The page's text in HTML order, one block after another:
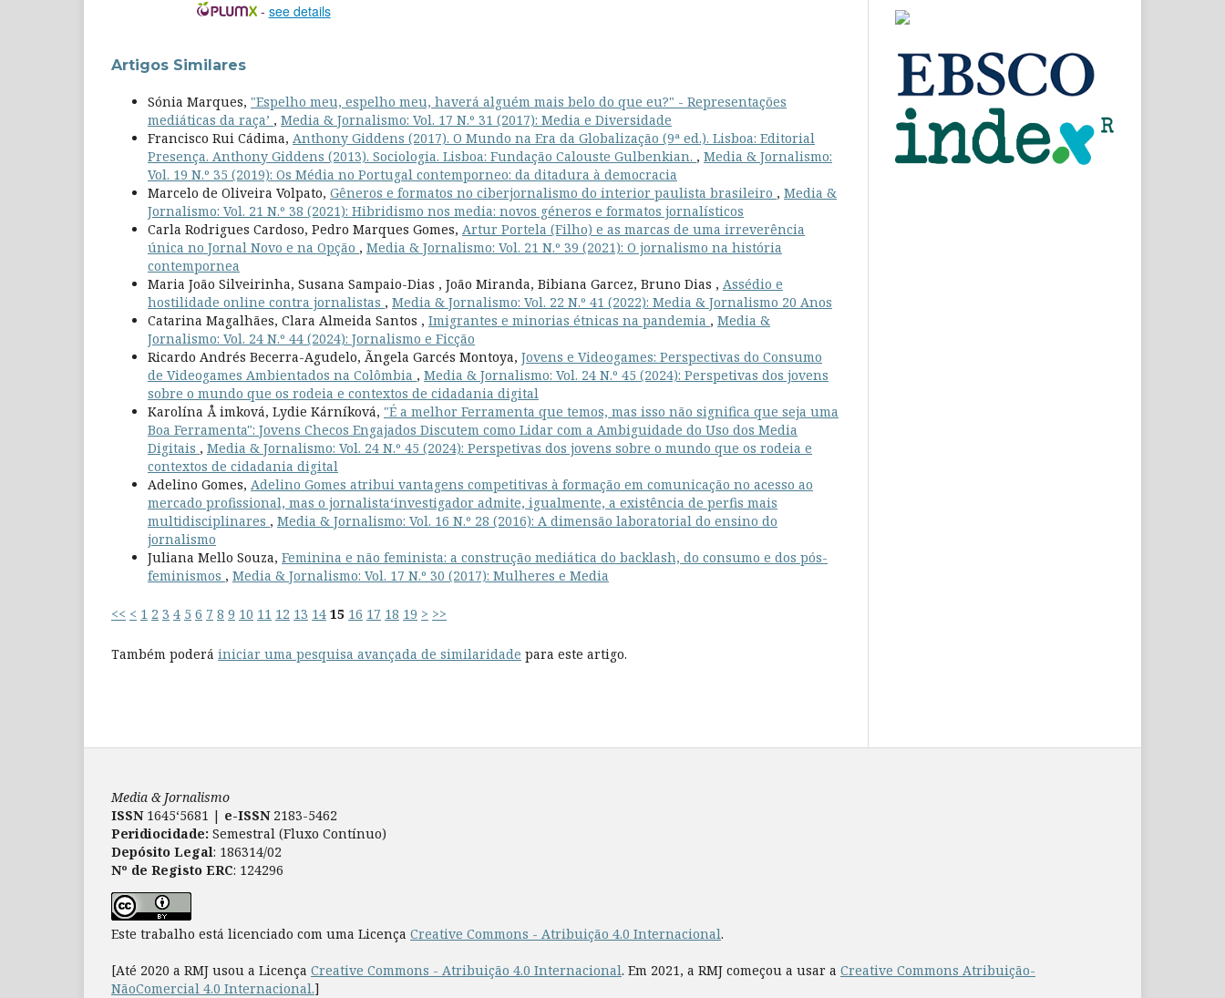
- see details
Artigos Similares
Sónia Marques, "Espelho meu, espelho meu, haverá alguém mais belo do que eu?" - Representações
mediáticas da raça’ , Media & Jornalismo: Vol. 17 N.º 31 (2017): Media e Diversidade
Francisco Rui Cádima, Anthony Giddens (2017). O Mundo na Era da Globalização (9ª ed.). Lisboa: Editorial
Presença. Anthony Giddens (2013). Sociologia. Lisboa: Fundação Calouste Gulbenkian. , Media & Jornalismo:
Vol. 19 N.º 35 (2019): Os Média no Portugal contemporneo: da ditadura à democracia
Marcelo de Oliveira Volpato, Gêneros e formatos no ciberjornalismo do interior paulista brasileiro , Media &
Jornalismo: Vol. 21 N.º 38 (2021): Hibridismo nos media: novos géneros e formatos jornalísticos
Carla Rodrigues Cardoso, Pedro Marques Gomes, Artur Portela (Filho) e as marcas de uma irreverência
única no Jornal Novo e na Opção , Media & Jornalismo: Vol. 21 N.º 39 (2021): O jornalismo na história
contempornea
Maria João Silveirinha, Susana Sampaio-Dias , João Miranda, Bibiana Garcez, Bruno Dias , Assédio e
hostilidade online contra jornalistas , Media & Jornalismo: Vol. 22 N.º 41 (2022): Media & Jornalismo 20 Anos
Catarina Magalhães, Clara Almeida Santos , Imigrantes e minorias étnicas na pandemia , Media &
Jornalismo: Vol. 24 N.º 44 (2024): Jornalismo e Ficção
Ricardo Andrés Becerra-Agudelo, Ãngela Garcés Montoya, Jovens e Videogames: Perspectivas do Consumo
de Videogames Ambientados na Colômbia , Media & Jornalismo: Vol. 24 N.º 45 (2024): Perspetivas dos jovens
sobre o mundo que os rodeia e contextos de cidadania digital
Karolína Å imková, Lydie Kárníková, "É a melhor Ferramenta que temos, mas isso não significa que seja uma
Boa Ferramenta": Jovens Checos Engajados Discutem como Lidar com a Ambiguidade do Uso dos Media
Digitais , Media & Jornalismo: Vol. 24 N.º 45 (2024): Perspetivas dos jovens sobre o mundo que os rodeia e
contextos de cidadania digital
Adelino Gomes, Adelino Gomes atribui vantagens competitivas à formação em comunicação no acesso ao
mercado profissional, mas o jornalista‘investigador admite, igualmente, a existência de perfis mais
multidisciplinares , Media & Jornalismo: Vol. 16 N.º 28 (2016): A dimensão laboratorial do ensino do
jornalismo
Juliana Mello Souza, Feminina e não feminista: a construção mediática do backlash, do consumo e dos pós-
feminismos , Media & Jornalismo: Vol. 17 N.º 30 (2017): Mulheres e Media
<< < 1 2 3 4 5 6 7 8 9 10 11 12 13 14 15 16 17 18 19 > >>
Também poderá iniciar uma pesquisa avançada de similaridade para este artigo.
Media & Jornalismo
ISSN 1645‘5681 | e-ISSN2183-5462
Peridiocidade: Semestral (Fluxo Contínuo)
Depósito Legal: 186314/02
Nº de Registo ERC: 124296
Este trabalho está licenciado com uma Licença Creative Commons - Atribuição 4.0 Internacional.
[Até 2020 a RMJ usou a Licença Creative Commons - Atribuição 4.0 Internacional. Em 2021, a RMJ começou a usar a Creative Commons Atribuição-
NãoComercial 4.0 Internacional.]